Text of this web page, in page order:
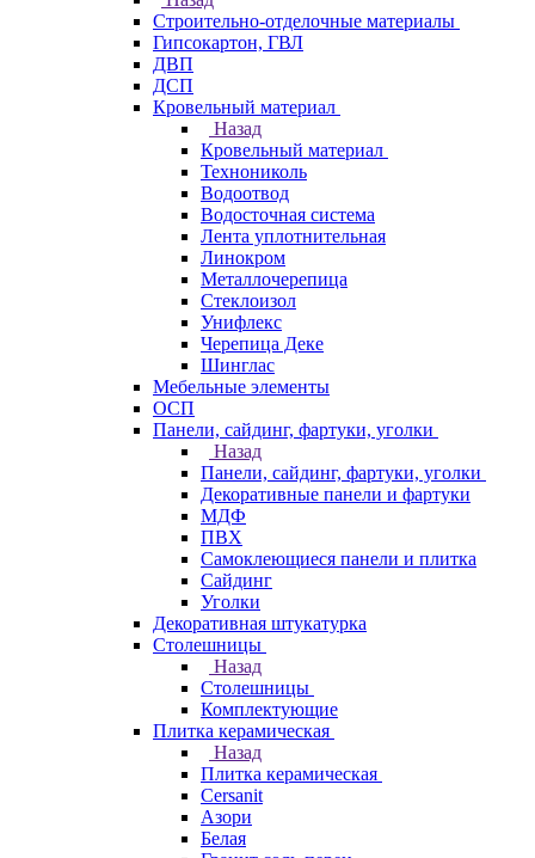
Строительно-отделочные материалы
Гипсокартон, ГВЛ
ДВП
ДСП
Кровельный материал
Назад
Кровельный материал
Технониколь
Водоотвод
Водосточная система
Лента уплотнительная
Линокром
Металлочерепица
Стеклоизол
Унифлекс
Черепица Деке
Шинглас
Мебельные элементы
ОСП
Панели, сайдинг, фартуки, уголки
Назад
Панели, сайдинг, фартуки, уголки
Декоративные панели и фартуки
МДФ
ПВХ
Самоклеющиеся панели и плитка
Сайдинг
Уголки
Декоративная штукатурка
Столешницы
Назад
Столешницы
Комплектующие
Плитка керамическая
Назад
Плитка керамическая
Cersanit
Азори
Белая